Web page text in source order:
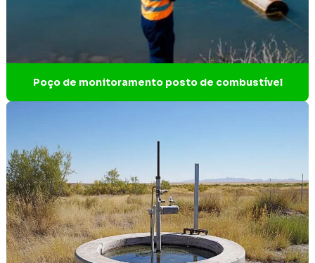
Empresa de estudos ambientais BH
Empresa de estudos arqueológicos
Empresa gestão ambiental
Empresa de projeto técnico de reconstituição da flora
Empresa que faz análise de água
Empresas gerenciamento de resíduos sólidos
Empresas de gestão de resíduos industriais
Poço de monitoramento posto de combustível